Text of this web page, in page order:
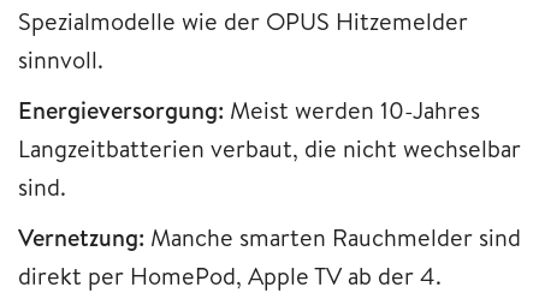
Spezialmodelle wie der OPUS Hitzemelder
sinnvoll.
Energieversorgung: Meist werden 10-Jahres
Langzeitbatterien verbaut, die nicht wechselbar
sind.
Vernetzung: Manche smarten Rauchmelder sind
direkt per HomePod, Apple TV ab der 4.